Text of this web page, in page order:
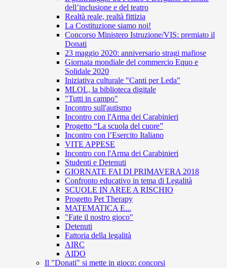
dell’inclusione e del teatro
Realtà reale, realtà fittizia
La Costituzione siamo noi!
Concorso Ministero Istruzione/VIS: premiato il
Donati
23 maggio 2020: anniversario stragi mafiose
Giornata mondiale del commercio Equo e
Solidale 2020
Iniziativa culturale "Canti per Leda"
MLOL, la biblioteca digitale
"Tutti in campo"
Incontro sull'autismo
Incontro con l'Arma dei Carabinieri
Progetto “La scuola del cuore”
Incontro con l’Esercito Italiano
VITE APPESE
Incontro con l'Arma dei Carabinieri
Studenti e Detenuti
GIORNATE FAI DI PRIMAVERA 2018
Confronto educativo in tema di Legalità
SCUOLE IN AREE A RISCHIO
Progetto Pet Therapy
MATEMATICA E...
"Fate il nostro gioco"
Detenuti
Fattoria della legalità
AIRC
AIDO
Il "Donati" si mette in gioco: concorsi